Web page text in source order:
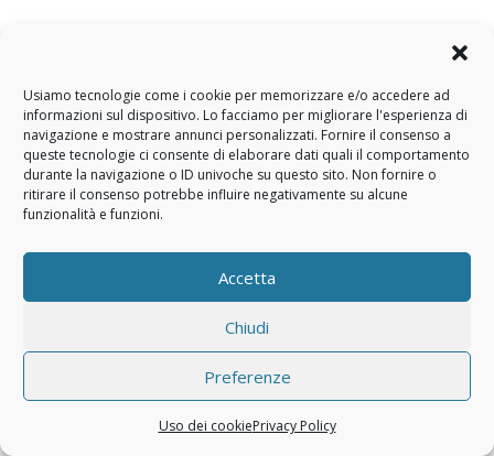
Usiamo tecnologie come i cookie per memorizzare e/o accedere ad
informazioni sul dispositivo. Lo facciamo per migliorare l'esperienza di
navigazione e mostrare annunci personalizzati. Fornire il consenso a
queste tecnologie ci consente di elaborare dati quali il comportamento
durante la navigazione o ID univoche su questo sito. Non fornire o
ritirare il consenso potrebbe influire negativamente su alcune
funzionalità e funzioni.
Accetta
Chiudi
Preferenze
Uso dei cookiePrivacy Policy